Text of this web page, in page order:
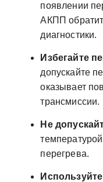
появлении
АКПП
диагностики.
Избегайте
допускайте
оказывает
трансмиссии.
Не
перегрева.